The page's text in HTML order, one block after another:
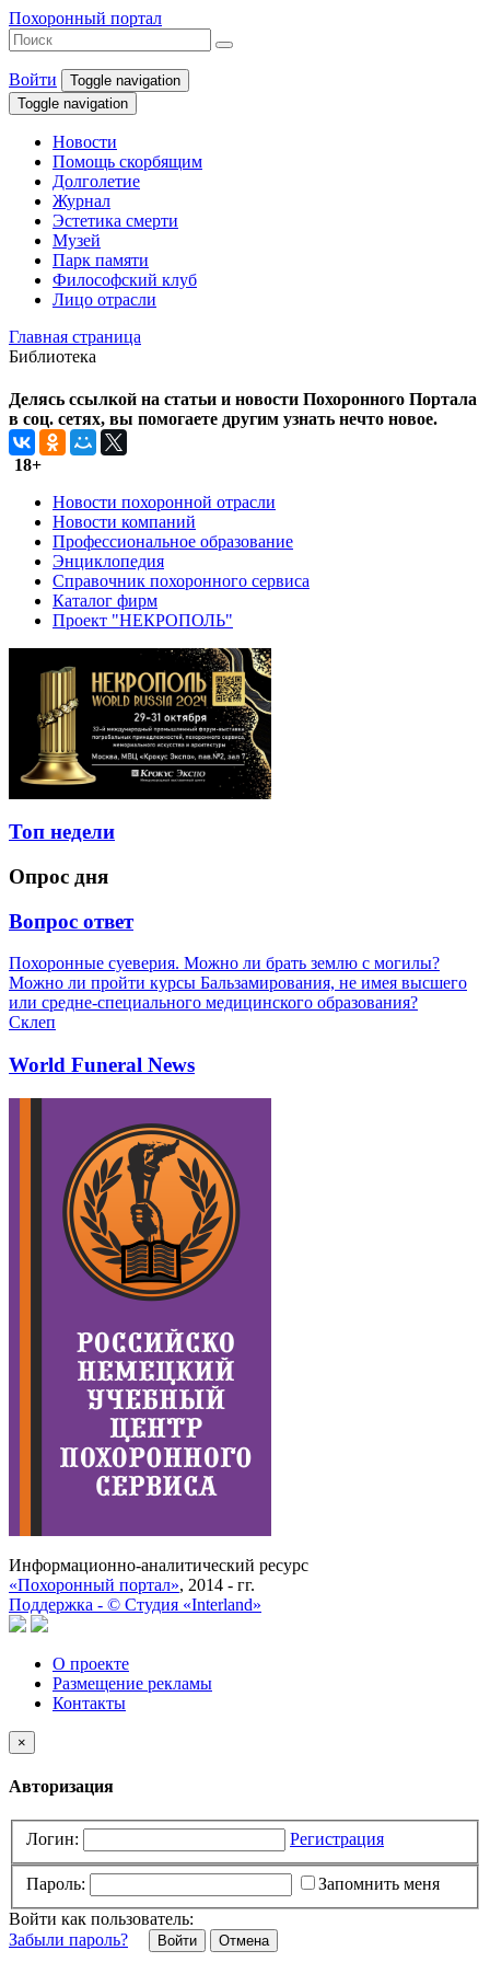
Похоронный портал
Войти
Toggle navigation
Toggle navigation
Новости
Помощь скорбящим
Долголетие
Журнал
Эстетика смерти
Музей
Парк памяти
Философский клуб
Лицо отрасли
Главная страница
Библиотека
Делясь ссылкой на статьи и новости Похоронного Портала
в соц. сетях, вы помогаете другим узнать нечто новое.
18+
Новости похоронной отрасли
Новости компаний
Профессиональное образование
Энциклопедия
Справочник похоронного сервиса
Каталог фирм
Проект "НЕКРОПОЛЬ"
Топ недели
Опрос дня
Вопрос ответ
Похоронные суеверия. Можно ли брать землю с могилы?
Можно ли пройти курсы Бальзамирования, не имея высшего
или средне-специального медицинского образования?
Склеп
World Funeral News
Информационно-аналитический ресурс
«Похоронный портал», 2014 - гг.
Поддержка - © Cтудия «Interland»
О проекте
Размещение рекламы
Контакты
×
Авторизация
Логин: Регистрация
Пароль:
Запомнить меня
Войти как пользователь:
Забыли пароль?
Отмена